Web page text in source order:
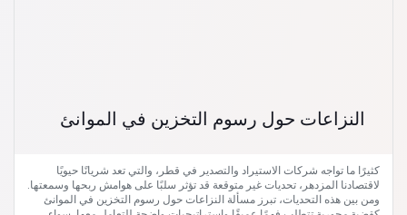
النزاعات حول رسوم التخزين في الموانئ
كثيرًا ما تواجه شركات الاستيراد والتصدير في قطر، والتي تعد شريانًا حيويًا
لاقتصادنا المزدهر، تحديات غير متوقعة قد تؤثر سلبًا على هوامش ربحها وسمعتها.
ومن بين هذه التحديات، تبرز مسألة النزاعات حول رسوم التخزين في الموانئ